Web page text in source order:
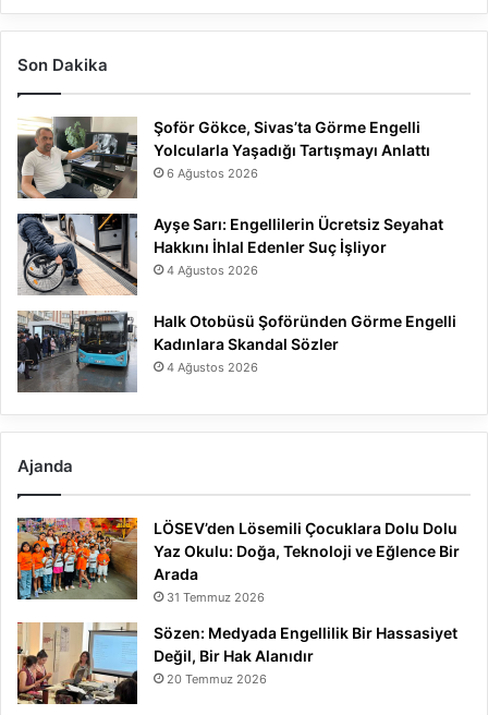
Son Dakika
Şoför Gökce, Sivas’ta Görme Engelli
Yolcularla Yaşadığı Tartışmayı Anlattı
6 Ağustos 2026
Ayşe Sarı: Engellilerin Ücretsiz Seyahat
Hakkını İhlal Edenler Suç İşliyor
4 Ağustos 2026
Halk Otobüsü Şoföründen Görme Engelli
Kadınlara Skandal Sözler
4 Ağustos 2026
Ajanda
LÖSEV’den Lösemili Çocuklara Dolu Dolu
Yaz Okulu: Doğa, Teknoloji ve Eğlence Bir
Arada
31 Temmuz 2026
Sözen: Medyada Engellilik Bir Hassasiyet
Değil, Bir Hak Alanıdır
20 Temmuz 2026